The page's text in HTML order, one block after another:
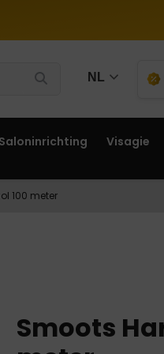
NL
Saloninrichting Visagie
100 meter
Smoots